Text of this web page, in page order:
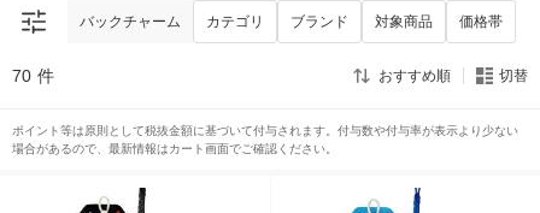
バックチャーム カテゴリ ブランド 対象商品 価格帯
70 件 おすすめ順 切替
ポイント等は原則として税抜金額に基づいて付与されます。付与数や付与率が表示より少ない
場合があるので、最新情報はカート画面でご確認ください。